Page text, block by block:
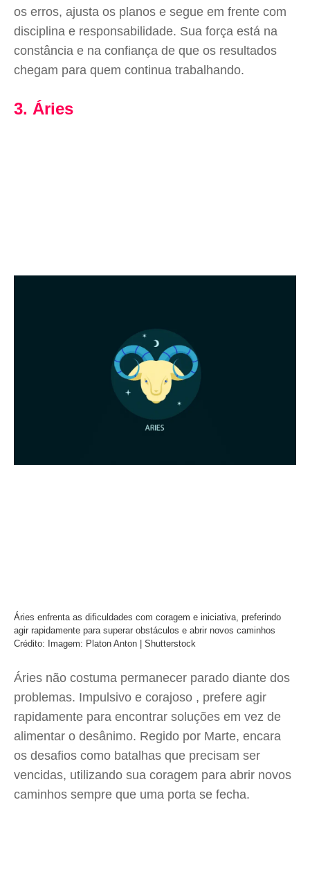
os erros, ajusta os planos e segue em frente com
disciplina e responsabilidade. Sua força está na
constância e na confiança de que os resultados
chegam para quem continua trabalhando.
3. Áries
Áries enfrenta as dificuldades com coragem e iniciativa, preferindo
agir rapidamente para superar obstáculos e abrir novos caminhos
Crédito: Imagem: Platon Anton | Shutterstock
Áries não costuma permanecer parado diante dos
problemas. Impulsivo e corajoso , prefere agir
rapidamente para encontrar soluções em vez de
alimentar o desânimo. Regido por Marte, encara
os desafios como batalhas que precisam ser
vencidas, utilizando sua coragem para abrir novos
caminhos sempre que uma porta se fecha.